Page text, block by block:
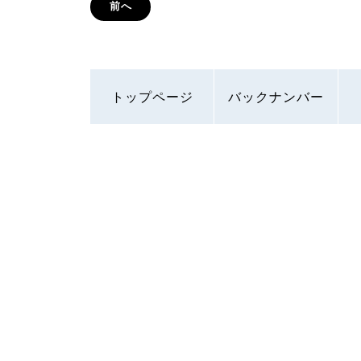
前へ
トップページ バックナンバー